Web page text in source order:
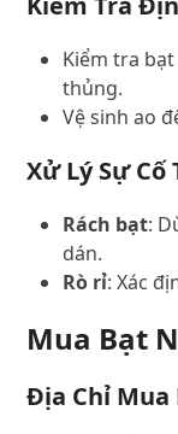
Kiểm tra
thủng.
Vệ sinh ao
Xử Lý Sự
Rách bạt:
dán.
Rò rỉ: Xác
Mua Bạt
Địa Chỉ Mua